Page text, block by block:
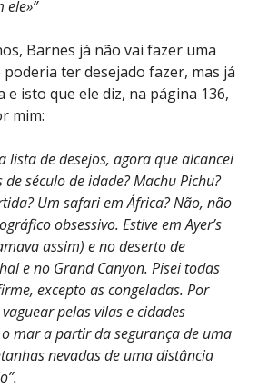
ele»”
Barnes já não vai fazer uma
poderia ter desejado fazer, mas já
e isto que ele diz, na página 136,
mim:
lista de desejos, agora que alcancei
século de idade? Machu Pichu?
Um safari em África? Não, não
obsessivo. Estive em Ayer’s
assim) e no deserto de
e no Grand Canyon. Pisei todas
excepto as congeladas. Por
pelas vilas e cidades
mar a partir da segurança de uma
nevadas de uma distância